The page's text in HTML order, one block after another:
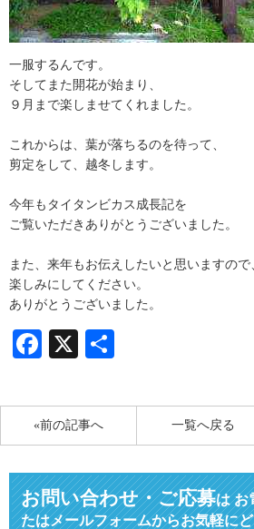
一服するんです。
そしてまた開花が始まり、
９月まで楽しませてくれました。
これからは、葉が落ちるのを待って、
剪定をして、越冬します。
今年もタイタンビカス成長記を
ご覧いただきありがとうございました。
また、来年もお伝えしたいと思いますので
楽しみにしてください。
ありがとうございました。
Facebook
X
«前の記事へ 一覧へ戻る
お問い合わせ・ご応募はお
たはメールフォームからお気軽に